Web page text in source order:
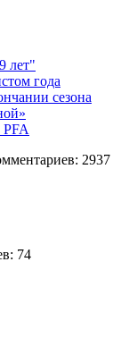
лет"
года
сезона
2937
74